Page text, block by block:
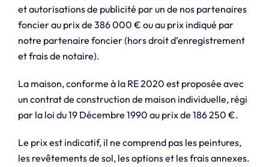
et autorisations de publicité par un de nos partenaires
foncier au prix de 386 000 € ou au prix indiqué par
notre partenaire foncier (hors droit d’enregistrement
et frais de notaire).
La maison, conforme à la RE 2020 est proposée avec
un contrat de construction de maison individuelle, régi
par la loi du 19 Décembre 1990 au prix de 186 250 €.
Le prix est indicatif, il ne comprend pas les peintures,
les revêtements de sol, les options et les frais annexes.